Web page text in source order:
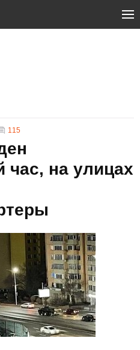
115
час, на улицах